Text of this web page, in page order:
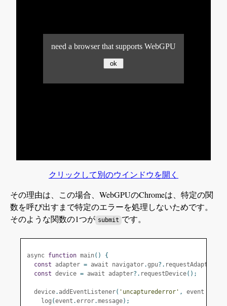
クリックして別のウインドウを開く
その理由は、この場合、WebGPUのChromeは、特定の関
数を呼び出すまで特定のエラーを処理しないためです。
そのような関数の1つが submit です。
async function main()
{
const adapter = await navigator.gpu?. requestAdapter
const device = await adapter?. requestDevice();
  device
. addEventListener( 'uncapturederror' , event
    log
(event .error.message);